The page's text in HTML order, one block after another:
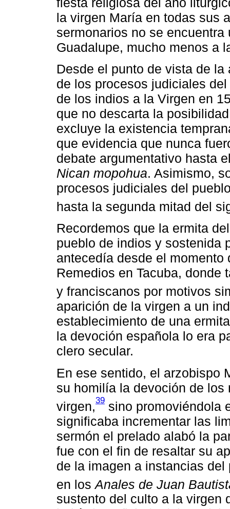
la virgen María en todas sus
sermonarios no se
Guadalupe, mucho menos a
Desde el punto de vista de
de los procesos judiciales
de los indios a la Virgen en
que no descarta la
excluye la existencia
que evidencia que nunca
debate argumentativo hasta
Nican mopohua. Asimismo,
procesos judiciales del
hasta la segunda mitad del
Recordemos que la ermita
pueblo de indios y sostenida
antecedía desde el
Remedios en Tacuba, donde
y franciscanos por motivos
aparición de la virgen a un
establecimiento de una
la devoción española lo era
clero secular.
En ese sentido, el arzobispo
su homilía la devoción de
virgen,39 sino promoviéndola
significaba incrementar las
sermón el prelado alabó la
fue con el fin de resaltar su
de la imagen a instancias
en los Anales de Juan
sustento del culto a la virgen